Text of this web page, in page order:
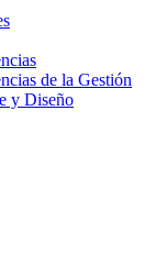
de la Gestión
y Diseño